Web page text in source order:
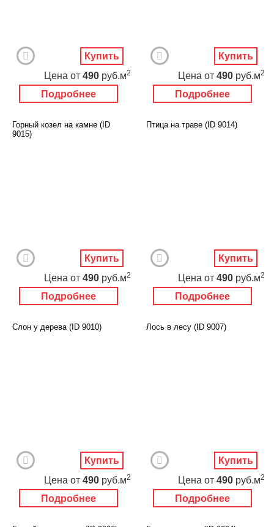
Подробнее
Цена от 490 руб.м2
Купить
Подробнее
Цена от 490 руб.м2
Купить
Горный козел на камне (ID
9015)
Подробнее
Цена от 490 руб.м2
Купить
Птица на траве (ID 9014)
Подробнее
Цена от 490 руб.м2
Купить
Слон у дерева (ID 9010)
Подробнее
Цена от 490 руб.м2
Купить
Лось в лесу (ID 9007)
Подробнее
Цена от 490 руб.м2
Купить